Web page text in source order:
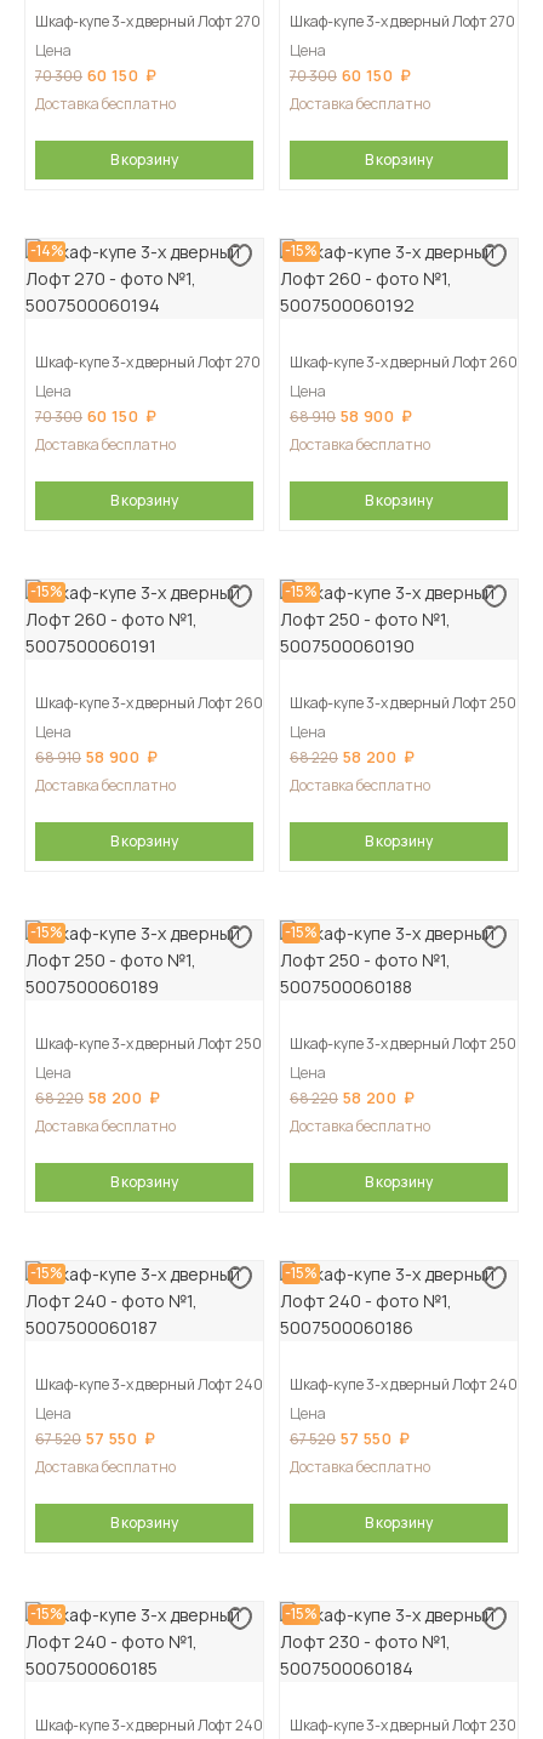
Шкаф-купе 3-х дверный Лофт 270
Цена
70 300 60 150
Доставка бесплатно
В корзину
Шкаф-купе 3-х дверный Лофт 270
Цена
70 300 60 150
Доставка бесплатно
В корзину
-14%
Шкаф-купе 3-х дверный Лофт 270
Цена
70 300 60 150
Доставка бесплатно
В корзину
-15%
Шкаф-купе 3-х дверный Лофт 260
Цена
68 910 58 900
Доставка бесплатно
В корзину
-15%
Шкаф-купе 3-х дверный Лофт 260
Цена
68 910 58 900
Доставка бесплатно
В корзину
-15%
Шкаф-купе 3-х дверный Лофт 250
Цена
68 220 58 200
Доставка бесплатно
В корзину
-15%
Шкаф-купе 3-х дверный Лофт 250
Цена
68 220 58 200
Доставка бесплатно
В корзину
-15%
Шкаф-купе 3-х дверный Лофт 250
Цена
68 220 58 200
Доставка бесплатно
В корзину
-15%
Шкаф-купе 3-х дверный Лофт 240
Цена
67 520 57 550
Доставка бесплатно
В корзину
-15%
Шкаф-купе 3-х дверный Лофт 240
Цена
67 520 57 550
Доставка бесплатно
В корзину
-15%
Шкаф-купе 3-х дверный Лофт 240
-15%
Шкаф-купе 3-х дверный Лофт 230